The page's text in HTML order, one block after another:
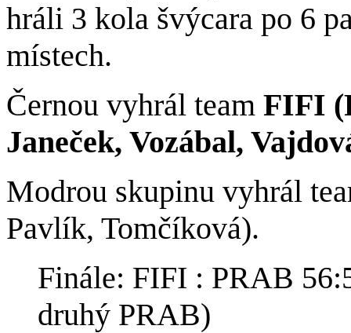
hráli 3 kola švýcara po 6
místech.
Černou vyhrál team FIFI
Janeček, Vozábal,
Modrou skupinu vyhrál
Pavlík, Tomčíková).
Finále: FIFI : PRAB
druhý PRAB)